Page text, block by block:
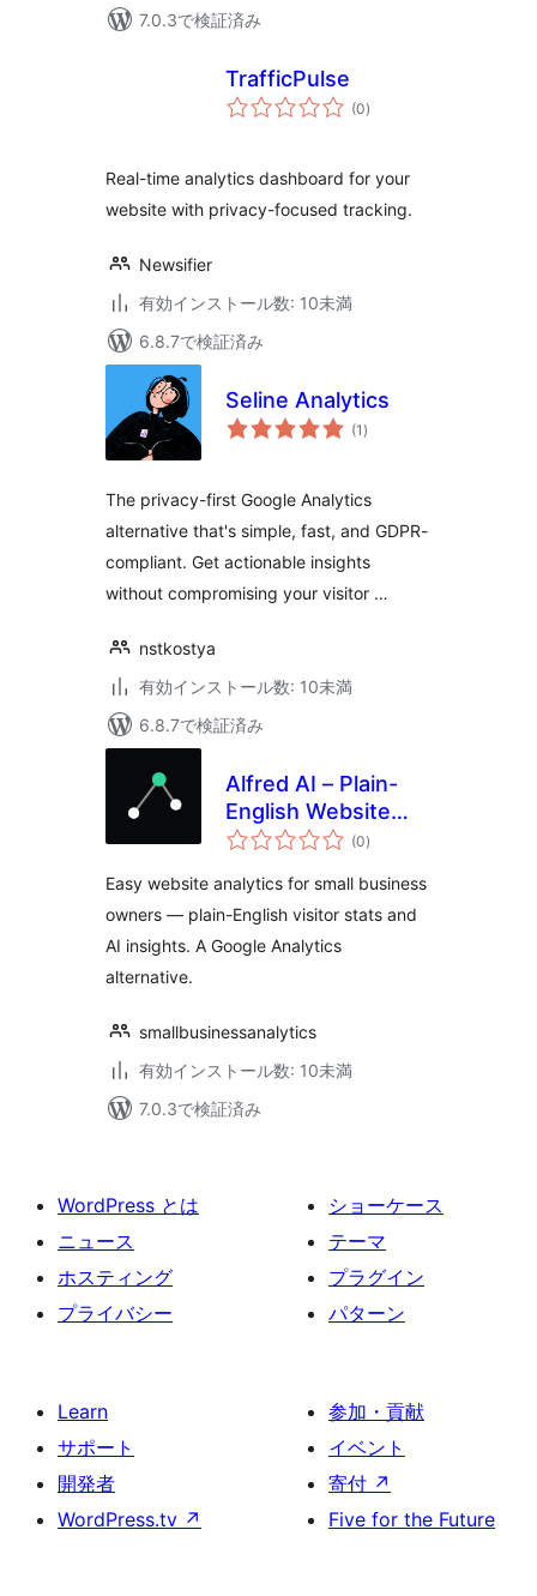
7.0.3で検証済み
TrafficPulse
(0個
の)
Real-time analytics dashboard for your
website with privacy-focused tracking.
Newsifier
有効インストール数: 10未満
6.8.7で検証済み
Seline Analytics
(1 個
の)
The privacy-first Google Analytics
alternative that's simple, fast, and GDPR-
compliant. Get actionable insights
without compromising your visitor …
nstkostya
有効インストール数: 10未満
6.8.7で検証済み
Alfred AI – Plain-
English Website
Analytics for Small
(0個
の
価
)
Easy website analytics for small business
owners — plain-English visitor stats and
AI insights. A Google Analytics
alternative.
smallbusinessanalytics
有効インストール数: 10未満
7.0.3で検証済み
WordPress とは
ニュース
ホスティング
プライバシー
ショーケース
テーマ
プラグイン
パターン
Learn
サポート
開発者
WordPress.tv ↗
参加・貢献
イベント
寄付 ↗
Five for the Future